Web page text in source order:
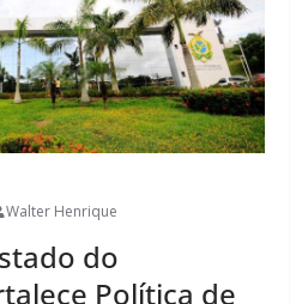
Walter Henrique
do
Política de